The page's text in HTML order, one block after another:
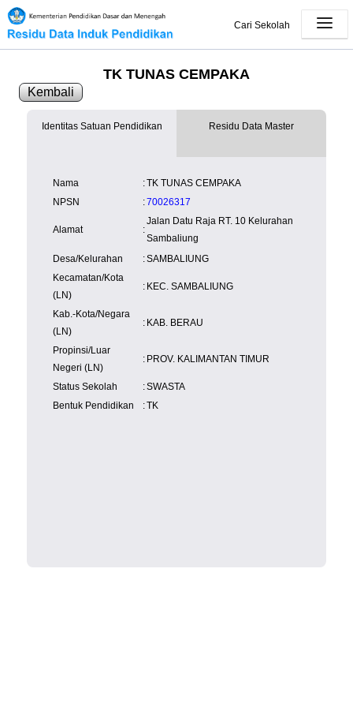
Cari Sekolah
TK TUNAS CEMPAKA
Kembali
Identitas Satuan Pendidikan
Nama :TK TUNAS CEMPAKA
NPSN
:70026317
Alamat :
Jalan Datu Raja RT. 10 Kelurahan
Sambaliung
Desa/Kelurahan
:SAMBALIUNG
Kecamatan/Kota
(LN)
: KEC. SAMBALIUNG
Kab.-Kota/Negara
(LN)
: KAB. BERAU
Propinsi/Luar
Negeri (LN)
: PROV. KALIMANTAN TIMUR
Status Sekolah :SWASTA
Bentuk Pendidikan
:TK
Residu Data Master